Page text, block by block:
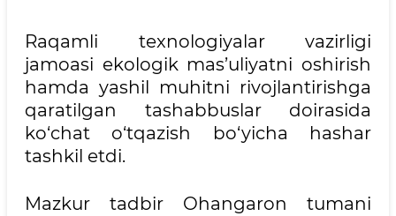
Raqamli texnologiyalar vazirligi
jamoasi ekologik mas’uliyatni oshirish
hamda yashil muhitni rivojlantirishga
qaratilgan tashabbuslar doirasida
ko‘chat o‘tqazish bo‘yicha hashar
tashkil etdi.
Mazkur tadbir Ohangaron tumani